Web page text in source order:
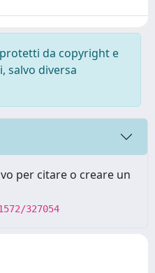
da copyright e
salvo diversa
per citare o creare un
327054